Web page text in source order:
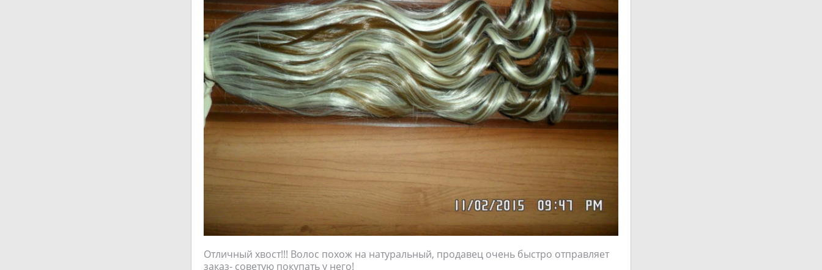
Отличный хвост!!! Волос похож на натуральный, продавец очень быстро отправляет
заказ- советую покупать у него!